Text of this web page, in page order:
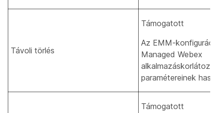
Távoli törlés
Támogatott
Az EMM-
Managed Webex
paramétereinek
Támogatott